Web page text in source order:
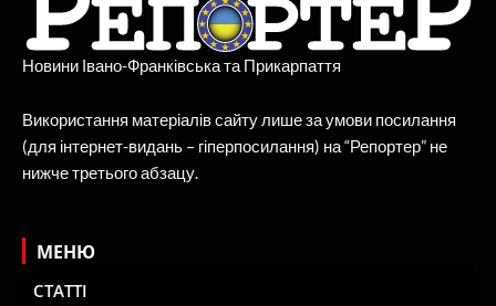
Новини Івано-Франківська та Прикарпаття
Використання матеріалів сайту лише за умови посилання
(для інтернет-видань – гіперпосилання) на “Репортер” не
нижче третього абзацу.
МЕНЮ
СТАТТІ